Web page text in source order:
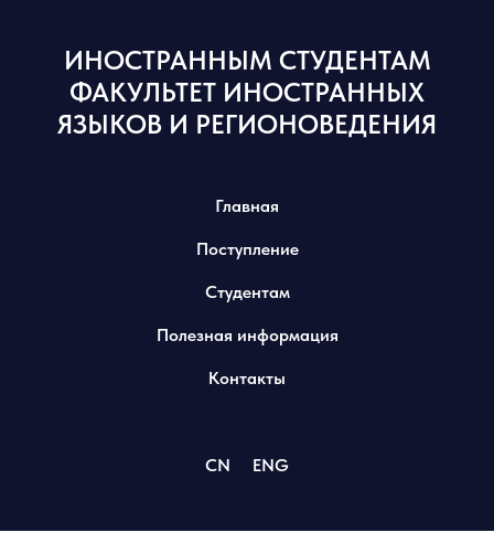
ИНОСТРАННЫМ СТУДЕНТАМ
ФАКУЛЬТЕТ ИНОСТРАННЫХ
ЯЗЫКОВ И РЕГИОНОВЕДЕНИЯ
Главная
Поступление
Студентам
Полезная информация
Контакты
CN ENG